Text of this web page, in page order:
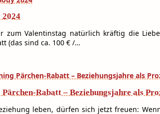
zum Valentinstag natürlich kräftig die
(das sind ca. 100 € /…
Rabatt – Beziehungsjahre als
leben, dürfen sich jetzt freuen: